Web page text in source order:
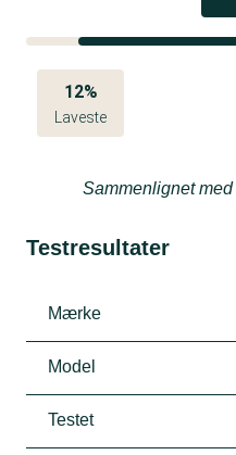
12%
Laveste
Sammenlignet med
Testresultater
Mærke
Model
Testet